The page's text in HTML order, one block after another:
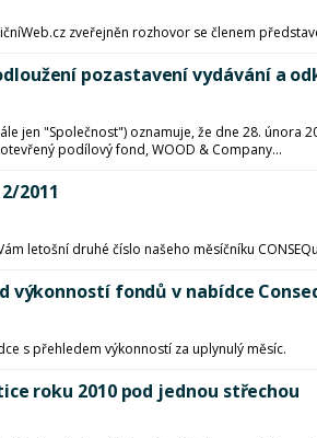
zveřejněn rozhovor se členem
pozastavení vydávání a
jen "Společnost") oznamuje, že dne 28.
podílový fond, WOOD & Company...
2011
letošní druhé číslo našeho měsíčníku
výkonností fondů v nabídce
s přehledem výkonností za uplynulý měsíc.
roku 2010 pod jednou střechou